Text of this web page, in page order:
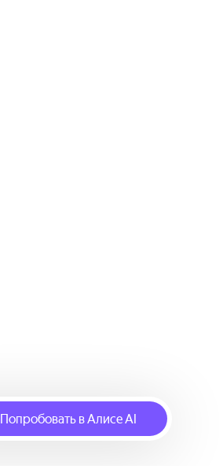
Попробовать в Алисе AI